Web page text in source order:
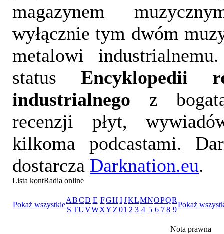
magazynem
wyłącznie tym dwóm
metalowi
status Encyklopedii
industrialnego z
recenzji płyt,
kilkoma podcastami.
dostarcza Darknation.eu.
Lista kontRadia online
Pokaż wszystkie
ABCD E FGH I JKLMNOPQR
Pokaż
S TUVWXY Z01 2 3 4 5 6 7 8 9
Nota prawna